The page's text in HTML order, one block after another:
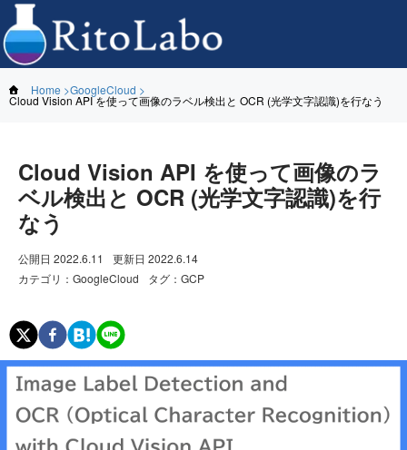
Home GoogleCloud
Cloud Vision API を使って画像のラベル検出と OCR (光学文字認識)を行なう
Cloud Vision API を使って画像のラ
ベル検出と OCR (光学文字認識)を行
なう
公開日 2022.6.11 更新日 2022.6.14
カテゴリ ： GoogleCloud タグ ： GCP